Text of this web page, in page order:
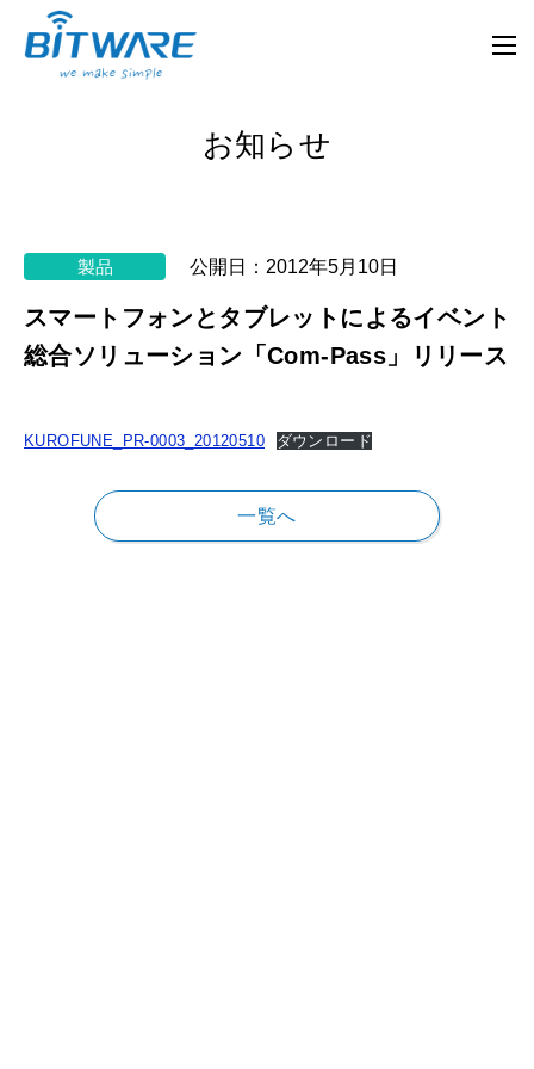
お知らせ
スマートフォンとタブレットによるイベント
総合ソリューション「Com-Pass」リリース
公開日： 2012年5月10日
製品
KUROFUNE_PR-0003_20120510 ダウンロード
一覧へ